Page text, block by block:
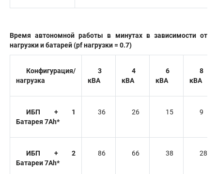
Время автономной работы в минутах в зависимости от
нагрузки и батарей (pf нагрузки = 0.7)
Конфигурация/
нагрузка
3
кВА
4
кВА
6
кВА
8
кВА
ИБП + 1
Батарея 7Ah*
36 26 15 9
ИБП + 2
Батареи 7Ah*
86 66 38 28